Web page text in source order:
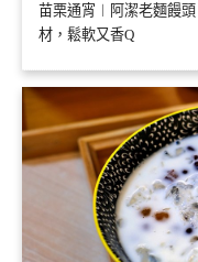
苗栗通宵︱阿潔老麵饅
材，鬆軟又香Q